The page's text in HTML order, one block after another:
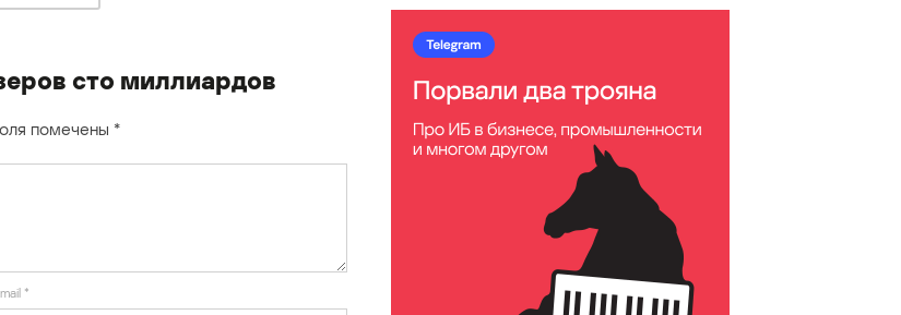
сто миллиардов
помечены *
*